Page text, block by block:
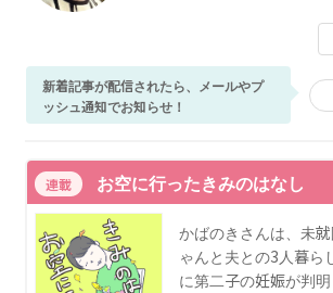
ディセラピスト（ベビーマッサ
は産科医院、母子専門訪問看護
院中だけでなく産後ケアや育児支
レンダーでは、妊娠中や子育て
やすくためになる記事作りを心
妹の母として子育てに奮闘中。
新着記事が配信されたら、メールやプ
ッシュ通知でお知らせ！
連載 お空に行ったきみのはなし
かばのきさんは、未
ゃんと夫との3人暮ら
に第二子の妊娠が判